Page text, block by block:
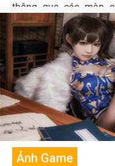
thông qua các màn
những nữ coser xinh
Ảnh Game